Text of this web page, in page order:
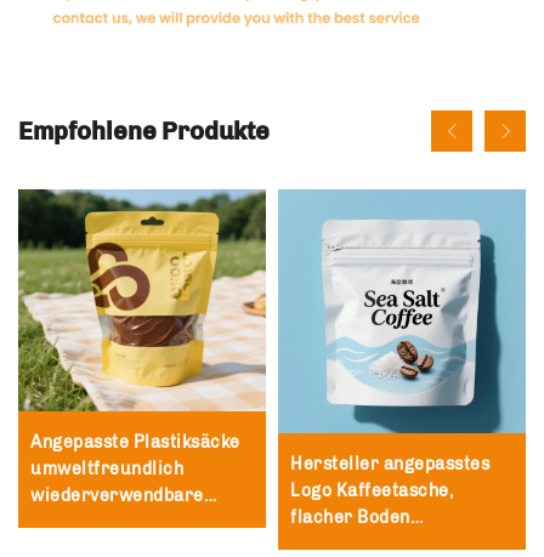
Empfohlene Produkte
Angepasste Plastiksäcke
umweltfreundlich
wiederverwendbare
Hersteller angepasstes
Logo Kaffeetasche,
flacher Boden
Kaffeebohnen-Tasche mit